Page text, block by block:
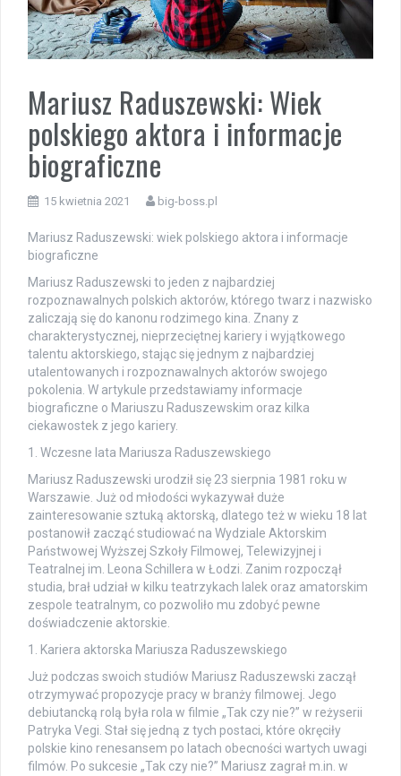
Mariusz Raduszewski: Wiek
polskiego aktora i informacje
biograficzne
15 kwietnia 2021 big-boss.pl
Mariusz Raduszewski: wiek polskiego aktora i informacje
biograficzne
Mariusz Raduszewski to jeden z najbardziej
rozpoznawalnych polskich aktorów, którego twarz i nazwisko
zaliczają się do kanonu rodzimego kina. Znany z
charakterystycznej, nieprzeciętnej kariery i wyjątkowego
talentu aktorskiego, stając się jednym z najbardziej
utalentowanych i rozpoznawalnych aktorów swojego
pokolenia. W artykule przedstawiamy informacje
biograficzne o Mariuszu Raduszewskim oraz kilka
ciekawostek z jego kariery.
1. Wczesne lata Mariusza Raduszewskiego
Mariusz Raduszewski urodził się 23 sierpnia 1981 roku w
Warszawie. Już od młodości wykazywał duże
zainteresowanie sztuką aktorską, dlatego też w wieku 18 lat
postanowił zacząć studiować na Wydziale Aktorskim
Państwowej Wyższej Szkoły Filmowej, Telewizyjnej i
Teatralnej im. Leona Schillera w Łodzi. Zanim rozpoczął
studia, brał udział w kilku teatrzykach lalek oraz amatorskim
zespole teatralnym, co pozwoliło mu zdobyć pewne
doświadczenie aktorskie.
1. Kariera aktorska Mariusza Raduszewskiego
Już podczas swoich studiów Mariusz Raduszewski zaczął
otrzymywać propozycje pracy w branży filmowej. Jego
debiutancką rolą była rola w filmie „Tak czy nie?” w reżyserii
Patryka Vegi. Stał się jedną z tych postaci, które okręciły
polskie kino renesansem po latach obecności wartych uwagi
filmów. Po sukcesie „Tak czy nie?” Mariusz zagrał m.in. w